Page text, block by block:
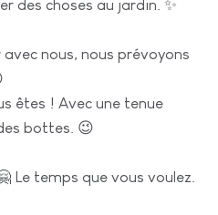
des choses au jardin. ✨
nous, nous prévoyons
êtes ! Avec une tenue
bottes. 😉
Le temps que vous voulez.